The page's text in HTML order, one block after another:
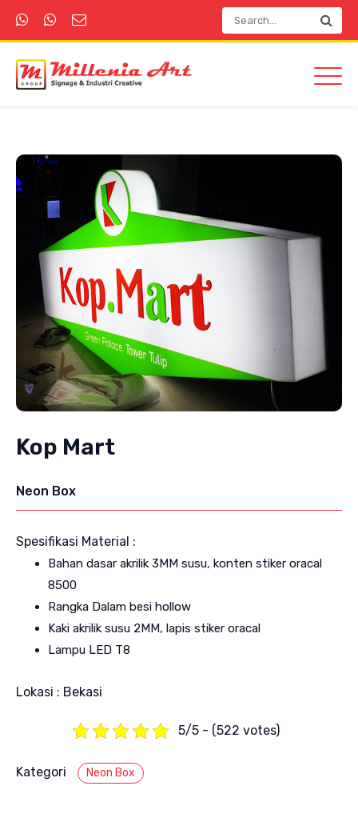
Kop Mart
Neon Box
Spesifikasi Material :
Bahan dasar akrilik 3MM susu, konten stiker oracal
8500
Rangka Dalam besi hollow
Kaki akrilik susu 2MM, lapis stiker oracal
Lampu LED T8
Lokasi : Bekasi
5/5 - (522 votes)
Kategori Neon Box